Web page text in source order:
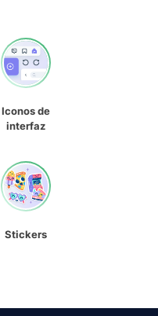
Iconos de
interfaz
Stickers